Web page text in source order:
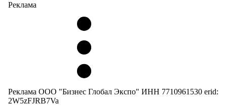
Реклама
Реклама ООО "Бизнес Глобал Экспо" ИНН 7710961530 erid:
2W5zFJRB7Va